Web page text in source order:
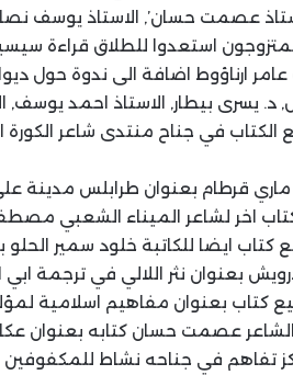
عصمت حسان’, الاستاذ يوسف نصار,
استعدوا للطلاق قراءة
ارناؤوط اضافة الى ندوة حول
يسرى بيطار, الاستاذ احمد يوسف,
الكتاب في جناح منتدى شاعر الكورة
قرطام بعنوان طرابلس مدينة
وكتاب اخر لشاعر الميناء الشعبي
كتاب ايضا للكاتبة خلود سمير الحلو
بعنوان نثر اللالي في ترجمة
كتاب بعنوان مفاهيم اسلامية
عصمت حسان كتابه بعنوان عكاز
تفاهم في جناحه نشاط للمكفوفين